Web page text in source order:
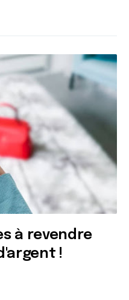
à revendre
!